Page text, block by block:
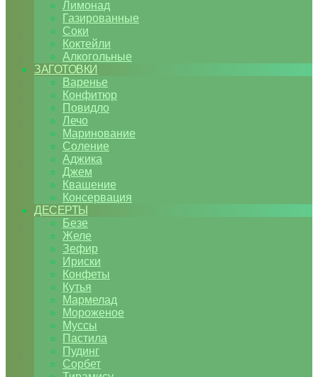
Лимонад
Газированные
Соки
Коктейли
Алкогольные
ЗАГОТОВКИ
Варенье
Конфитюр
Повидло
Лечо
Маринование
Соление
Аджика
Джем
Квашение
Консервация
ДЕСЕРТЫ
Безе
Желе
Зефир
Ириски
Конфеты
Кутья
Мармелад
Мороженое
Муссы
Пастила
Пудинг
Сорбет